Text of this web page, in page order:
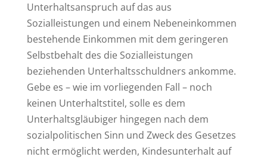
Unterhaltsanspruch auf das aus
Sozialleistungen und einem Nebeneinkommen
bestehende Einkommen mit dem geringeren
Selbstbehalt des die Sozialleistungen
beziehenden Unterhaltsschuldners ankomme.
Gebe es – wie im vorliegenden Fall – noch
keinen Unterhaltstitel, solle es dem
Unterhaltsgläubiger hingegen nach dem
sozialpolitischen Sinn und Zweck des Gesetzes
nicht ermöglicht werden, Kindesunterhalt auf